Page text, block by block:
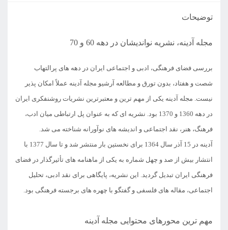
توضیحات
مجله آدینه، نشریه نواندیشان در دهه 60 و 70
بررسی فضای فرهنگی، ادبی و اجتماعی ایران در دهه های پرالتهاب
شصت و هفتاد، بدون تورق و مطالعه آرشیو مجله آدینه عملاً امکان پذیر
نیست. مجله آدینه یکی از مهم ترین و معتبرترین نشریات روشنفکری ایران
در دهه 1360 و 1370 بود. نشریه ای که به عنوان پل ارتباطی میان ادب،
فرهنگ، هنر، نقد اجتماعی و اندیشه های نوآورانه شناخته می شد.
آدینه در 15 آذر سال 1364 برای نخستین بار منتشر شد و تا سال 1377 با
انتشار بیش از صد و چهل شماره به یکی از ماهنامه های تأثیرگذار در فضای
فرهنگی ایران تبدیل گردید. این نشریه، پایگاهی برای نقد ادبی، تحلیل
اجتماعی، مقاله های فلسفی و گفتگو با چهره های برجسته فرهنگی بود.
مهم ترین محورهای محتوایی مجله آدینه